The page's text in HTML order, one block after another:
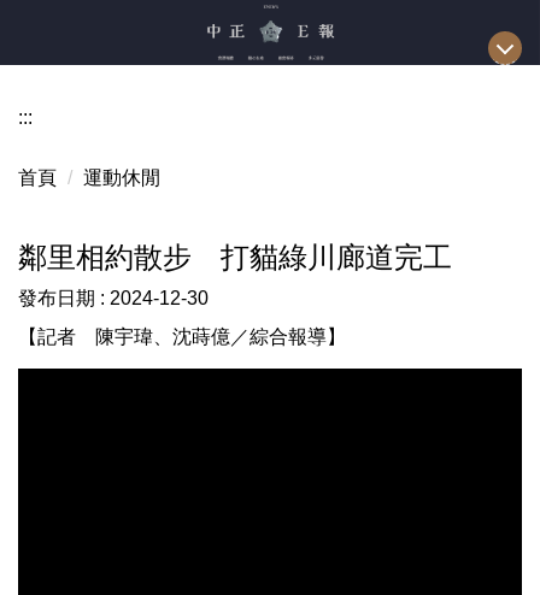
區
:::
首頁 運動休閒
鄰里相約散步 打貓綠川廊道完工
發布日期 : 2024-12-30
【記者 陳宇瑋、沈蒔億／綜合報導】